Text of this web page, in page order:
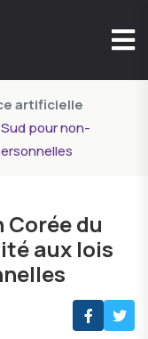
artificielle
pour non-
Corée du
aux lois